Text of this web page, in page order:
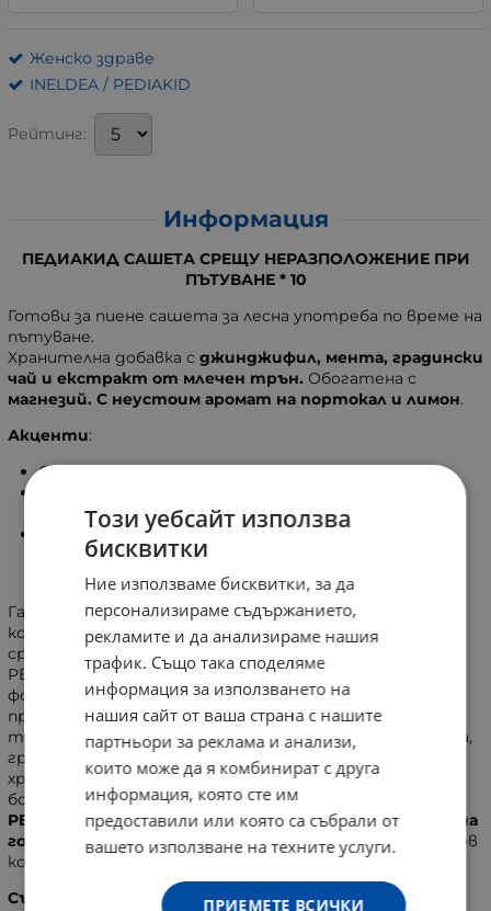
Женско здраве
INELDEA / PEDIAKID
Рейтинг:
Информация
ПЕДИАКИД САШЕТА СРЕЩУ НЕРАЗПОЛОЖЕНИЕ ПРИ
ПЪТУВАНЕ * 10
Готови за пиене сашета за лесна употреба по време на
пътуване.
Хранителна добавка с джинджифил, мента, градински
чай и екстракт от млечен трън. Обогатена с
магнезий. С неустоим аромат на портокал и лимон.
Акценти:
Супер практичен формат за пътуване;
борбата с гаденето и повръщането;
мента, градински чай и екстракт от млечен
бодилза успокояване на храносмилателната
система.
Гаденето и повръщането по време на пътуване (в
кола, автобус, самолет или лодка) е доста често
срещано явление при децата. Тук на помощ идва
PEDIAKID® Travel Sickness - практична и подходяща
формула със 100% активни съставки от естествен
произход. Комбинира джинджифил, за който
традиционно се знае, че облекчава гаденето, с мента,
градински чай и млечен трън, които успокояват
храносмилателната система и помагат за борба с
болестта при пътуване. За по-лесно приемане,
PEDIAKID® Travel Sickness се предлага под формата на
готови течни сашета,овкусени с натурален лимонов
концентрат.
Състав
: сироп от агаве 40%, пребиотични акациеви
Този уебсайт използва
бисквитки
Ние използваме бисквитки, за да
персонализираме съдържанието,
рекламите и да анализираме нашия
трафик. Също така споделяме
информация за използването на
нашия сайт от ваша страна с нашите
партньори за реклама и анализи,
които може да я комбинират с друга
информация, която сте им
предоставили или която са събрали от
вашето използване на техните услуги.
ПРИЕМЕТЕ ВСИЧКИ